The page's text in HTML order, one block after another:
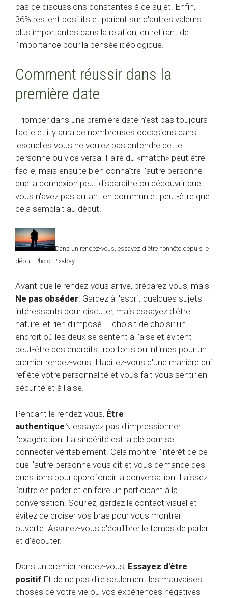
pas de discussions constantes à ce sujet. Enfin,
36% restent positifs et parient sur d'autres valeurs
plus importantes dans la relation, en retirant de
l'importance pour la pensée idéologique.
Comment réussir dans la
première date
Triomper dans une première date n'est pas toujours
facile et il y aura de nombreuses occasions dans
lesquelles vous ne voulez pas entendre cette
personne ou vice versa. Faire du «match» peut être
facile, mais ensuite bien connaître l'autre personne
que la connexion peut disparaître ou découvrir que
vous n'avez pas autant en commun et peut-être que
cela semblait au début.
Dans un rendez-vous, essayez d'être honnête depuis le
début. Photo: Pixabay.
Avant que le rendez-vous arrive, préparez-vous, mais
Ne pas obséder. Gardez à l'esprit quelques sujets
intéressants pour discuter, mais essayez d'être
naturel et rien d'imposé. Il choisit de choisir un
endroit où les deux se sentent à l'aise et évitent
peut-être des endroits trop forts ou intimes pour un
premier rendez-vous. Habillez-vous d'une manière qui
reflète votre personnalité et vous fait vous sentir en
sécurité et à l'aise.
Pendant le rendez-vous, Être
authentiqueN'essayez pas d'impressionner
l'exagération. La sincérité est la clé pour se
connecter véritablement. Cela montre l'intérêt de ce
que l'autre personne vous dit et vous demande des
questions pour approfondir la conversation. Laissez
l'autre en parler et en faire un participant à la
conversation. Souriez, gardez le contact visuel et
évitez de croiser vos bras pour vous montrer
ouverte. Assurez-vous d'équilibrer le temps de parler
et d'écouter.
Dans un premier rendez-vous, Essayez d'être
positif Et de ne pas dire seulement les mauvaises
choses de votre vie ou vos expériences négatives